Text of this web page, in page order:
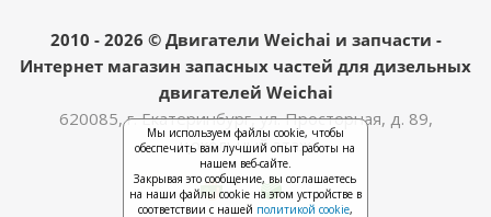
2010 - 2026 © Двигатели Weichai и запчасти -
Интернет магазин запасных частей для дизельных
двигателей Weichai
620085, г. Екатеринбург, ул. Просторная, д. 89,
цокольный этаж
Мы используем файлы cookie, чтобы
обеспечить вам лучший опыт работы на
нашем веб-сайте.
Закрывая это сообщение, вы соглашаетесь
на наши файлы cookie на этом устройстве в
соответствии с нашей политикой cookie,